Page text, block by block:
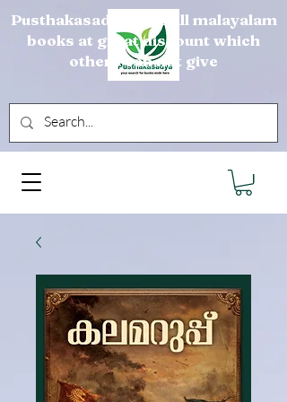
Pusthakasadya sells all malayalam
books at great discount which
others can not give